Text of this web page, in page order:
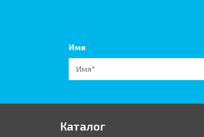
Имя
Каталог